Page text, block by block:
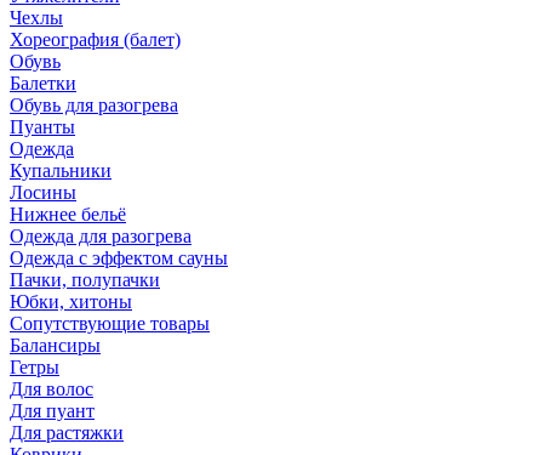
Чехлы
Хореография (балет)
Обувь
Балетки
Обувь для разогрева
Пуанты
Одежда
Купальники
Лосины
Нижнее бельё
Одежда для разогрева
Одежда с эффектом сауны
Пачки, полупачки
Юбки, хитоны
Сопутствующие товары
Балансиры
Гетры
Для волос
Для пуант
Для растяжки